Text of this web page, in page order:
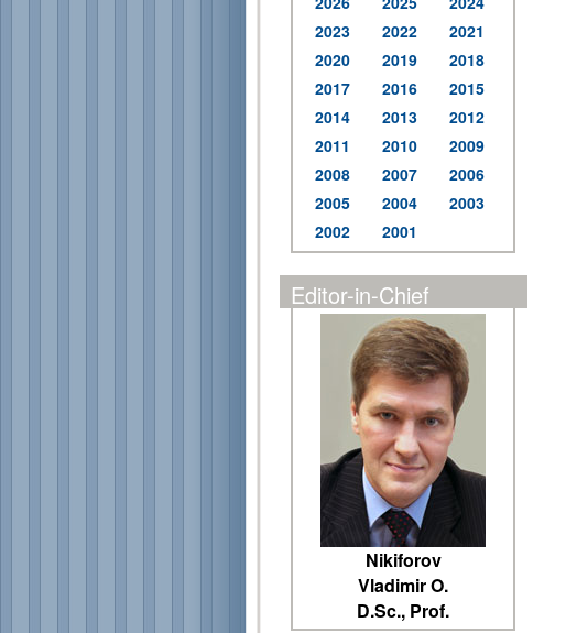
2023
2022
2021
2020
2019
2018
2017
2016
2015
2014
2013
2012
2011
2010
2009
2008
2007
2006
2005
2004
2003
2002
2001
Editor-in-Chief
Nikiforov
Vladimir O.
D.Sc., Prof.